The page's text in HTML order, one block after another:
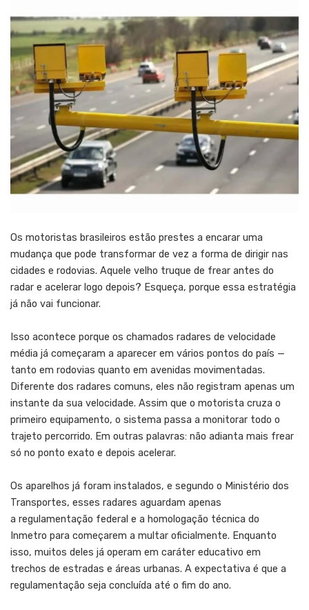
Os motoristas brasileiros estão prestes a encarar uma
mudança que pode transformar de vez a forma de dirigir nas
cidades e rodovias. Aquele velho truque de frear antes do
radar e acelerar logo depois? Esqueça, porque essa estratégia
já não vai funcionar.
Isso acontece porque os chamados radares de velocidade
média já começaram a aparecer em vários pontos do país —
tanto em rodovias quanto em avenidas movimentadas.
Diferente dos radares comuns, eles não registram apenas um
instante da sua velocidade. Assim que o motorista cruza o
primeiro equipamento, o sistema passa a monitorar todo o
trajeto percorrido. Em outras palavras: não adianta mais frear
só no ponto exato e depois acelerar.
Os aparelhos já foram instalados, e segundo o Ministério dos
Transportes, esses radares aguardam apenas
a regulamentação federal e a homologação técnica do
Inmetro para começarem a multar oficialmente. Enquanto
isso, muitos deles já operam em caráter educativo em
trechos de estradas e áreas urbanas. A expectativa é que a
regulamentação seja concluída até o fim do ano.